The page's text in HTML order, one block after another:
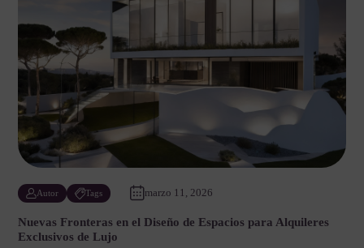
Autor Tags marzo 11, 2026
Nuevas Fronteras en el Diseño de Espacios para Alquileres
Exclusivos de Lujo